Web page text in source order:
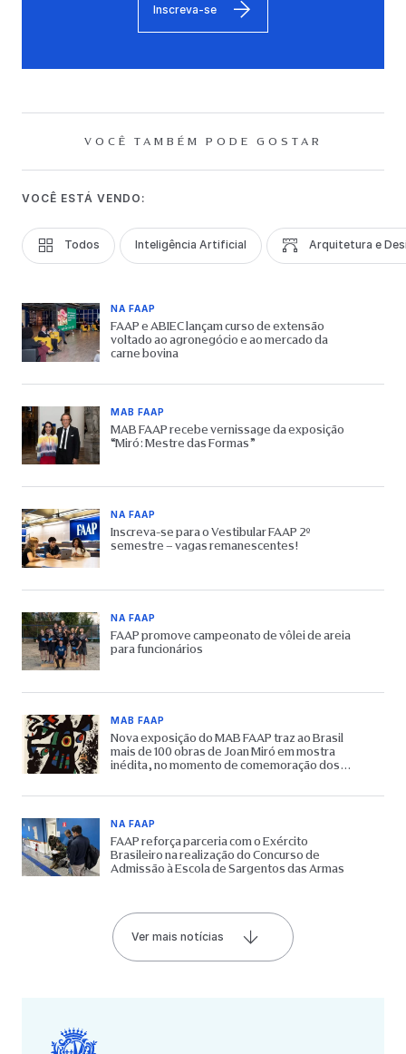
Inscreva-se
VOCÊ TAMBÉM PODE GOSTAR
VOCÊ ESTÁ VENDO:
Todos Inteligência Artificial Arquitetura e
NA FAAP
FAAP e ABIEC lançam curso de extensão
voltado ao agronegócio e ao mercado da
carne bovina
MAB FAAP
MAB FAAP recebe vernissage da exposição
“Miró: Mestre das Formas”
NA FAAP
Inscreva-se para o Vestibular FAAP 2º
semestre – vagas remanescentes!
NA FAAP
FAAP promove campeonato de vôlei de areia
para funcionários
MAB FAAP
Nova exposição do MAB FAAP traz ao Brasil
mais de 100 obras de Joan Miró em mostra
inédita, no momento de comemoração dos
NA FAAP
FAAP reforça parceria com o Exército
Brasileiro na realização do Concurso de
Admissão à Escola de Sargentos das Armas
Ver mais notícias